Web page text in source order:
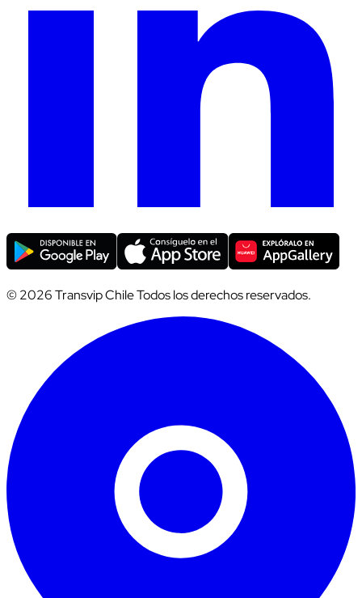
© 2026 Transvip Chile Todos los derechos reservados.